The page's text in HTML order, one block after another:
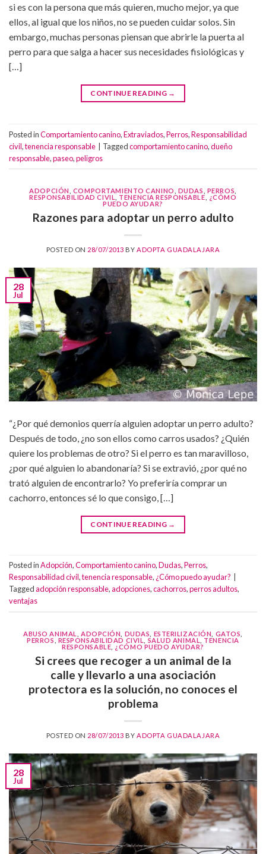
si es con la persona que más quieren, mucho mejor, ya que
ellos, al igual que los niños, no se pueden cuidar solos. Sin
embargo, muchas personas piensan que abrirle la puerta al
perro para que salga a hacer sus necesidades fisiológicas y
[…]
CONTINUE READING →
Posted inComportamiento canino,Extraviados,Perros,Responsabilidad
civil,tenencia responsable Taggedcomportamiento canino,dueño
responsable,paseo,peligros
ADOPCIÓN COMPORTAMIENTO CANINO DUDAS PERROS
RESPONSABILIDAD CIVIL
TENENCIA RESPONSABLE
¿CÓMO
PUEDO AYUDAR?
Razones para adoptar un perro adulto
POSTED ON 28/07/2013 BYADOPTA GUADALAJARA
28
Jul
“¿Por qué demonios querría alguien adoptar un perro adulto?
Después de todo, ¿no son ellos como carros usados? ¿Quién
quiere los problemas de otro? Si el perro es tan maravilloso,
¿por qué alguien lo abandonaría? Si se extravió, ¿por qué no
trató alguien de encontrarlo? Yo preferiría comprar un
cachorro, entonces sé lo que consigo, […]
CONTINUE READING →
Posted inAdopción,Comportamiento canino,Dudas,Perros,
Responsabilidad civil,tenencia responsable, ¿Cómo puedo ayudar?
Taggedadopción responsable,adopciones,cachorros,perros adultos,
ventajas
ABUSO ANIMAL ADOPCIÓN DUDAS ESTERILIZACIÓN GATOS
PERROS
RESPONSABILIDAD CIVIL SALUD ANIMAL
TENENCIA
RESPONSABLE ¿CÓMO PUEDO AYUDAR?
Si crees que recoger a un animal de la
calle y llevarlo a una asociación
protectora es la solución, no conoces el
problema
POSTED ON 28/07/2013 BY ADOPTA GUADALAJARA
28
Jul